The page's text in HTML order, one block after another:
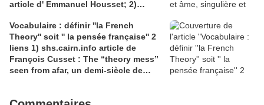
article d' Emmanuel Housset; 2)
Julian Roche
Vocabulaire : définir ''la French
Theory'' soit '' la pensée française'' 2
liens 1) shs.cairn.info article de
François Cusset : The “theory mess”
seen from afar, un demi-siècle de